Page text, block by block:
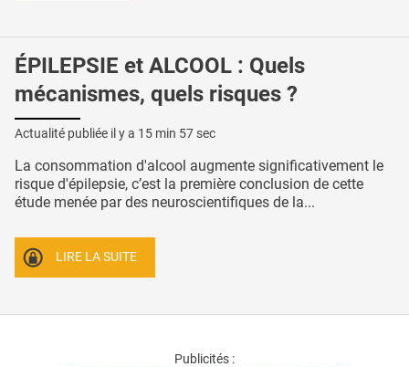
ÉPILEPSIE et ALCOOL : Quels
mécanismes, quels risques ?
Actualité publiée il y a 15 min 57 sec
La consommation d'alcool augmente significativement le
risque d'épilepsie, c’est la première conclusion de cette
étude menée par des neuroscientifiques de la...
LIRE LA SUITE
Publicités :